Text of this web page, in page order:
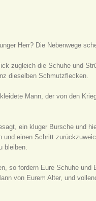
Herr? Die Nebenwege
zugleich die Schuhe und
dieselben Schmutzflecken.
Mann, der von den
ein kluger Bursche und
einen Schritt
bleiben.
so fordern Eure Schuhe und
von Eurem Alter, und